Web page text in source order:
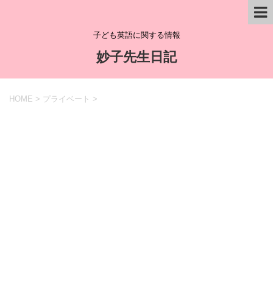
子ども英語に関する情報
妙子先生日記
HOME > プライベート >